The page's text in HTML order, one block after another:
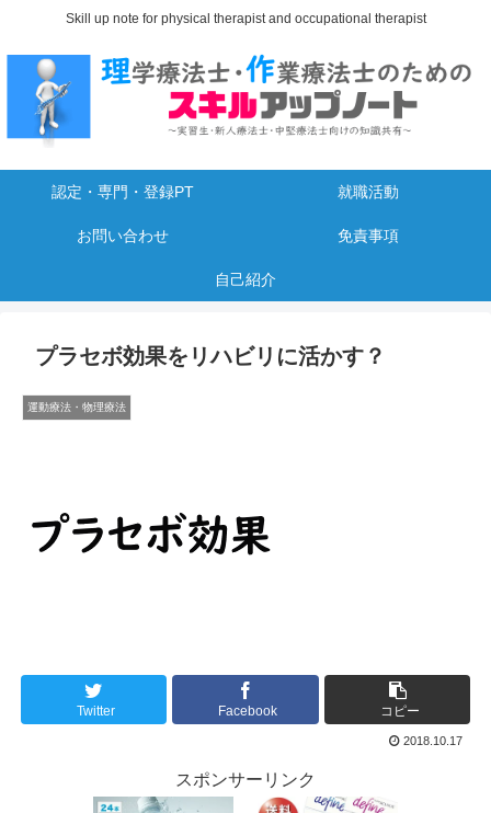
Skill up note for physical therapist and occupational therapist
認定・専門・登録PT 就職活動
お問い合わせ 免責事項
自己紹介
プラセボ効果をリハビリに活かす？
運動療法・物理療法
Twitter Facebook コピー
2018.10.17
スポンサーリンク